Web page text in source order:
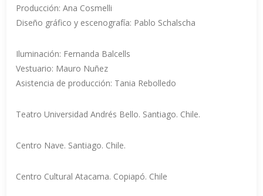
Producción:​ ​Ana​ ​Cosmelli
Diseño​ ​gráfico​ ​y​ ​escenografía:​ ​Pablo​ ​Schalscha
Iluminación:​ ​Fernanda​ ​Balcells
Vestuario:​ ​Mauro​ ​Nuñez
Asistencia​ ​de​ ​producción:​ ​Tania​ ​Rebolledo
Teatro Universidad Andrés Bello. Santiago. Chile.
Centro Nave. Santiago. Chile.
Centro Cultural Atacama. Copiapó. Chile